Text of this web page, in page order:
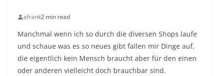
afrank2 min read
Manchmal wenn ich so durch die diversen Shops laufe
und schaue was es so neues gibt fallen mir Dinge auf,
die eigentlich kein Mensch braucht aber für den einen
oder anderen vielleicht doch brauchbar sind.